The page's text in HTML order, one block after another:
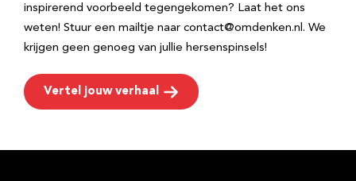
inspirerend voorbeeld tegengekomen? Laat het ons
weten! Stuur een mailtje naar contact@omdenken.nl. We
krijgen geen genoeg van jullie hersenspinsels!
Vertel jouw verhaal